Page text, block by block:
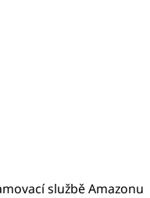
službě Amazonu